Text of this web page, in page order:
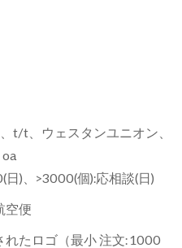
t/t、ウェスタンユニオン、
日)、>3000(個):応相談(日)
空便
れたロゴ（最小 注文: 1000